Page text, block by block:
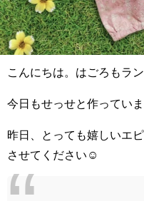
こんにちは。はごろもラ
今日もせっせと作ってい
昨日、とっても嬉しいエ
させてください☺️